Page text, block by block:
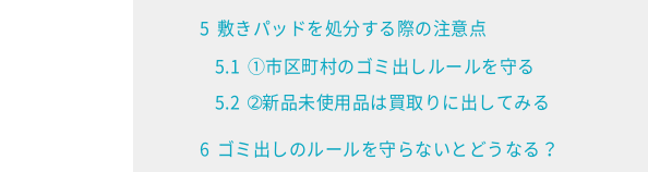
5 敷きパッドを処分する際の注意点
5.1 ①市区町村のゴミ出しルールを守る
5.2 ➁新品未使用品は買取りに出してみる
6 ゴミ出しのルールを守らないとどうなる？